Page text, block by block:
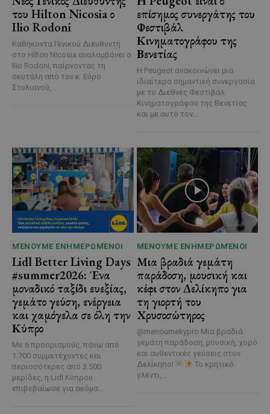
του Hilton Nicosia ο
Ilio Rodoni
Καθήκοντα Γενικού Διευθυντή
στο Hilton Nicosia αναλαμβάνει ο
Ilio Rodoni, παίρνοντας τη
σκυτάλη από τον κ. Εύρο
Στυλιανού,...
επίσημος συνεργάτης του
Φεστιβάλ
Κινηματογράφου της
Βενετίας
Η Peugeot ανακοινώνει μια
ιδιαίτερα σημαντική συνεργασία
με το Διεθνές Φεστιβάλ
Κινηματογράφου της Βενετίας
και με αυτό τον...
ΜΈΝΟΥΜΕ ΕΝΗΜΕΡΩΜΈΝΟΙ
Lidl Better Living Days
#summer2026: Ένα
μοναδικό ταξίδι ευεξίας,
γεμάτο γεύση, ενέργεια
και χαμόγελα σε όλη την
Κύπρο
Με 6 προορισμούς, πάνω από
1.700 συμμετέχοντες και
περισσότερες από 3.500
μερίδες, η Lidl Κύπρου
επιβεβαίωσε για ακόμα...
ΜΈΝΟΥΜΕ ΕΝΗΜΕΡΩΜΈΝΟΙ
Μια βραδιά γεμάτη
παράδοση, μουσική και
κέφι στον Δελίκηπο για
τη γιορτή του
Χρυσοσώτηρος
@menoumekypro Μια βραδιά
γεμάτη παράδοση, μουσική, χορό
και αυθεντικές γεύσεις στον
Δελίκηπο!
Το κρητικό
γλέντι,...